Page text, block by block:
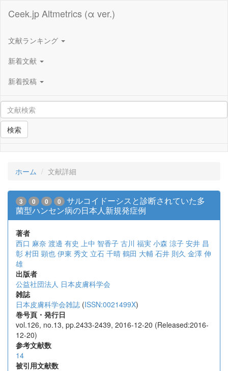
Ceek.jp Altmetrics (α ver.)
文献ランキング
新着文献
新着投稿
検索
ホーム 文献詳細
3 0 0 0
サルコイドーシスと診断されていた多
菌型ハンセン病の日本人新規発症例
著者
西口 麻奈 渡邊 有史 上中 智香子 古川 福実 小森 涼子 安井 昌
彰 村田 顕也 伊東 秀文 立石 千晴 鶴田 大輔 石井 則久 金澤 伸
雄
出版者
公益社団法人 日本皮膚科学会
雑誌
日本皮膚科学会雑誌 (ISSN:0021499X)
巻号頁・発行日
vol.126, no.13, pp.2433-2439, 2016-12-20 (Released:2016-
12-20)
参考文献数
14
被引用文献数